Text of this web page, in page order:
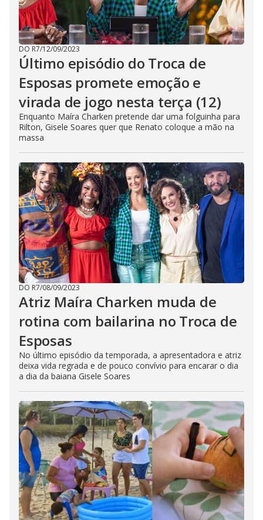
DO R7/12/09/2023
Último episódio do Troca de
Esposas promete emoção e
virada de jogo nesta terça (12)
Enquanto Maíra Charken pretende dar uma folguinha para
Rilton, Gisele Soares quer que Renato coloque a mão na
massa
DO R7/08/09/2023
Atriz Maíra Charken muda de
rotina com bailarina no Troca de
Esposas
No último episódio da temporada, a apresentadora e atriz
deixa vida regrada e de pouco convívio para encarar o dia
a dia da baiana Gisele Soares